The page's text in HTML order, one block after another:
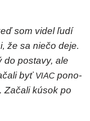
som videl ľudí
že sa nie­čo deje.
do posta­vy, ale
byť VIACpono­
Začali kúsok po